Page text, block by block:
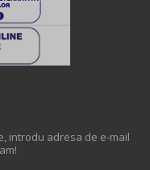
introdu adresa de e-mail